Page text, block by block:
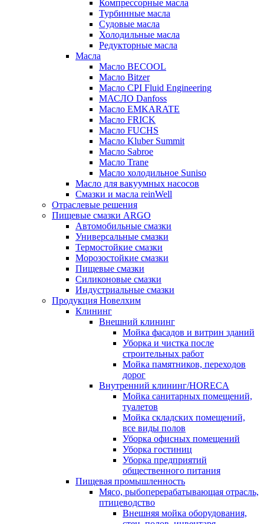
Компрессорные масла
Турбинные масла
Судовые масла
Холодильные масла
Редукторные масла
Масла
Масло BECOOL
Масло Bitzer
Масло CPI Fluid Engineering
МАСЛО Danfoss
Масло EMKARATE
Масло FRICK
Масло FUCHS
Масло Kluber Summit
Масло Sabroe
Масло Trane
Масло холодильное Suniso
Масло для вакуумных насосов
Смазки и масла reinWell
Отраслевые решения
Пищевые смазки ARGO
Автомобильные смазки
Универсальные смазки
Термостойкие смазки
Морозостойкие смазки
Пищевые смазки
Силиконовые смазки
Индустриальные смазки
Продукция Новелхим
Клининг
Внешний клининг
Мойка фасадов и витрин зданий
Уборка и чистка после
строительных работ
Мойка памятников, переходов
дорог
Внутренний клининг/HORECA
Мойка санитарных помещений,
туалетов
Мойка складских помещений,
все виды полов
Уборка офисных помещений
Уборка гостиниц
Уборка предприятий
общественного питания
Пищевая промышленность
Мясо, рыбоперерабатывающая отрасль,
птицеводство
Внешняя мойка оборудования,